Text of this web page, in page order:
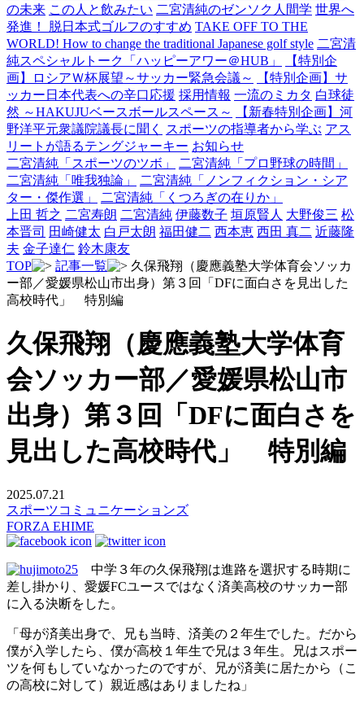
の未来 この人と飲みたい 二宮清純のゼンソク人間学 世界へ
発進！ 脱日本式ゴルフのすすめ TAKE OFF TO THE
WORLD! How to change the traditional Japanese golf style 二宮清
純スペシャルトーク「ハッピーアワー＠HUB」
【特別企
画】ロシアＷ杯展望～サッカー緊急会議～
【特別企画】サ
ッカー日本代表への辛口応援 採用情報 一流のミカタ 白球徒
然 ～HAKUJUベースボールスペース～
【新春特別企画】河
野洋平元衆議院議長に聞く
スポーツの指導者から学ぶ アス
リートが語るテングジャーキー お知らせ
二宮清純「スポーツのツボ」
二宮清純「プロ野球の時間」
二宮清純「唯我独論」
二宮清純「ノンフィクション・シア
ター・傑作選」
二宮清純「くつろぎの在りか」
上田 哲之 二宮寿朗 二宮清純 伊藤数子 垣原賢人 大野俊三 松
本晋司 田崎健太 白戸太朗 福田健二 西本恵 西田 真二 近藤隆
夫 金子達仁 鈴木康友
TOP
記事一覧
久保飛翔（慶應義塾大学体育会ソッカ
ー部／愛媛県松山市出身）第３回「DFに面白さを見出した
高校時代」 特別編
久保飛翔（慶應義塾大学体育
会ソッカー部／愛媛県松山市
出身）第３回「DFに面白さを
見出した高校時代」 特別編
2025.07.21
スポーツコミュニケーションズ
FORZA EHIME
中学３年の久保飛翔は進路を選択する時期に
差し掛かり、愛媛FCユースではなく済美高校のサッカー部
に入る決断をした。
「母が済美出身で、兄も当時、済美の２年生でした。だから
僕が入学したら、僕が高校１年生で兄は３年生。兄はスポー
ツを何もしていなかったのですが、兄が済美に居たから（こ
の高校に対して）親近感はありましたね」